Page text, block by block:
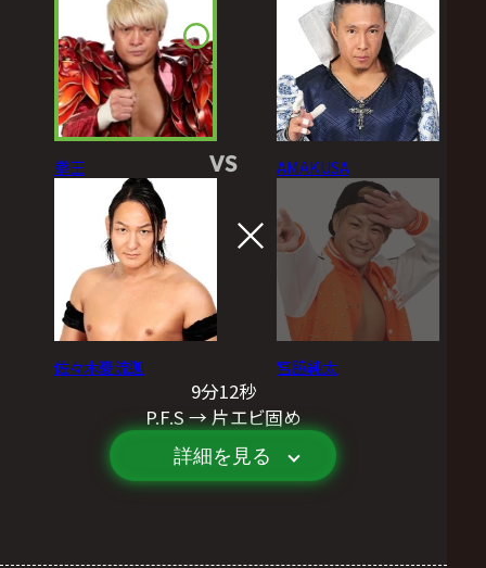
拳王
佐々木憂流迦
VS AMAKUSA
宮脇純太
9分12秒
P.F.S → 片エビ固め
詳細を見る